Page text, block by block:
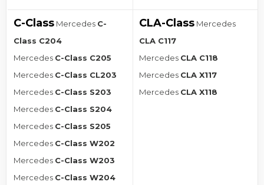
C-Class Mercedes C-
Class C204
Mercedes C-Class C205
Mercedes C-Class CL203
Mercedes C-Class S203
Mercedes C-Class S204
Mercedes C-Class S205
Mercedes C-Class W202
Mercedes C-Class W203
Mercedes C-Class W204
CLA-Class Mercedes
CLA C117
Mercedes CLA C118
Mercedes CLA X117
Mercedes CLA X118